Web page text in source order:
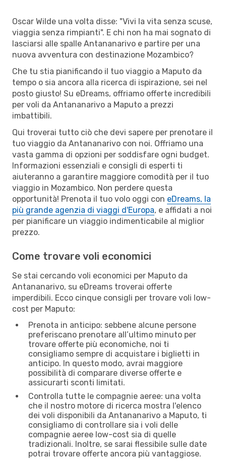
Oscar Wilde una volta disse: "Vivi la vita senza scuse,
viaggia senza rimpianti". E chi non ha mai sognato di
lasciarsi alle spalle Antananarivo e partire per una
nuova avventura con destinazione Mozambico?
Che tu stia pianificando il tuo viaggio a Maputo da
tempo o sia ancora alla ricerca di ispirazione, sei nel
posto giusto! Su eDreams, offriamo offerte incredibili
per voli da Antananarivo a Maputo a prezzi
imbattibili.
Qui troverai tutto ciò che devi sapere per prenotare il
tuo viaggio da Antananarivo con noi. Offriamo una
vasta gamma di opzioni per soddisfare ogni budget.
Informazioni essenziali e consigli di esperti ti
aiuteranno a garantire maggiore comodità per il tuo
viaggio in Mozambico. Non perdere questa
opportunità! Prenota il tuo volo oggi con eDreams, la
più grande agenzia di viaggi d'Europa, e affidati a noi
per pianificare un viaggio indimenticabile al miglior
prezzo.
Come trovare voli economici
Se stai cercando voli economici per Maputo da
Antananarivo, su eDreams troverai offerte
imperdibili. Ecco cinque consigli per trovare voli low-
cost per Maputo:
Prenota in anticipo: sebbene alcune persone
preferiscano prenotare all’ultimo minuto per
trovare offerte più economiche, noi ti
consigliamo sempre di acquistare i biglietti in
anticipo. In questo modo, avrai maggiore
possibilità di comparare diverse offerte e
assicurarti sconti limitati.
Controlla tutte le compagnie aeree: una volta
che il nostro motore di ricerca mostra l'elenco
dei voli disponibili da Antananarivo a Maputo, ti
consigliamo di controllare sia i voli delle
compagnie aeree low-cost sia di quelle
tradizionali. Inoltre, se sarai flessibile sulle date
potrai trovare offerte ancora più vantaggiose.